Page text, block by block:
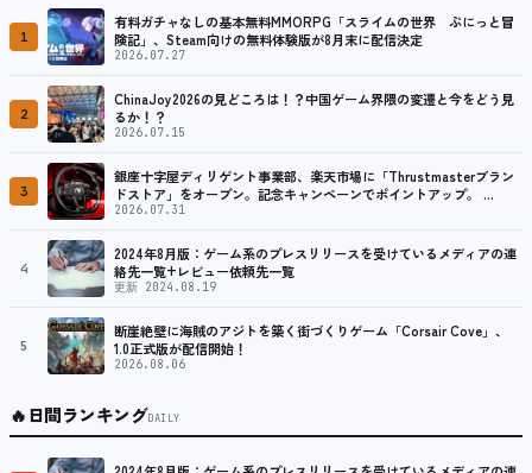
1
有料ガチャなしの基本無料MMORPG「スライムの世界 ぷにっと冒
険記」、Steam向けの無料体験版が8月末に配信決定
2026.07.27
2
ChinaJoy2026の見どころは！？中国ゲーム界隈の変遷と今をどう見
るか！？
2026.07.15
3
銀座十字屋ディリゲント事業部、楽天市場に「Thrustmasterブラン
ドストア」をオープン。記念キャンペーンでポイントアップ。 …
2026.07.31
4
2024年8月版：ゲーム系のプレスリリースを受けているメディアの連
絡先一覧+レビュー依頼先一覧
更新 2024.08.19
5
断崖絶壁に海賊のアジトを築く街づくりゲーム「Corsair Cove」、
1.0正式版が配信開始！
2026.08.06
🔥日間ランキングDAILY